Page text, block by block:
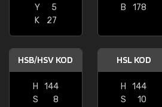
Y
5
K
27
B
178
HSB/HSV KOD
H
144
S
8
HSL KOD
H
144
S
10